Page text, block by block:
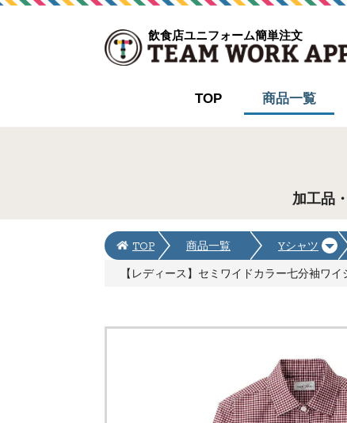
飲食店ユニフォーム簡単注文
TOP 商品一覧
加工品
TOP 商品一覧 Yシャツ
【レディース】セミワイドカラー七分袖ワ